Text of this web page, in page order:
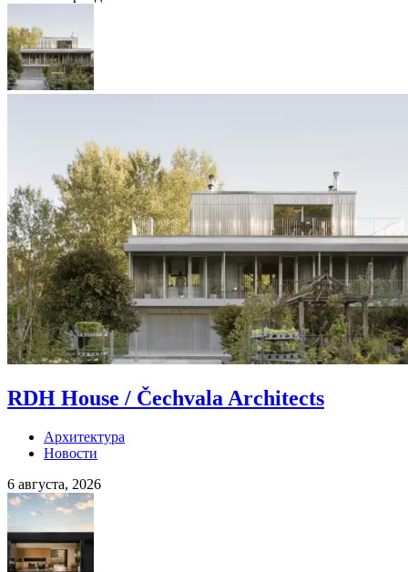
RDH House / Čechvala Architects
Архитектура
Новости
6 августа, 2026